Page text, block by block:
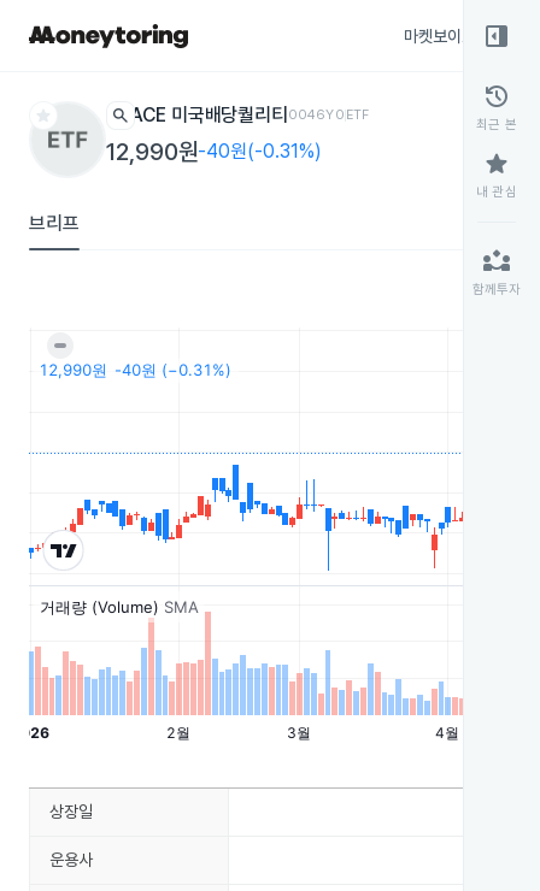
마켓보이스
star search ACE 미국배당퀄리티 0046Y0ETF
12,990원-40원(-0.31%)
브리프
right_panel_open
history
최근 본
star
내 관심
partner_exchange
함께투자